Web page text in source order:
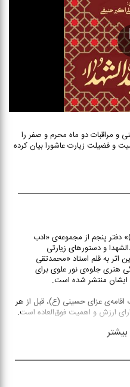
و مراقبات دو ماه محرم و صفر را
و فضیلت زیارت عاشورا بیان کرده
دفتر پنجم از مجموعه‌ی «ادب
و دستورهای زیارتی
به قلم استاد «محمدتقی
جلوه‌‌ی نور علوی برای
ایشان منتشر شده است.
اقامه‌‌ی عزای حسینی (ع)، قبل از هر
ارزش و اهمیت فوق‌العاده است.